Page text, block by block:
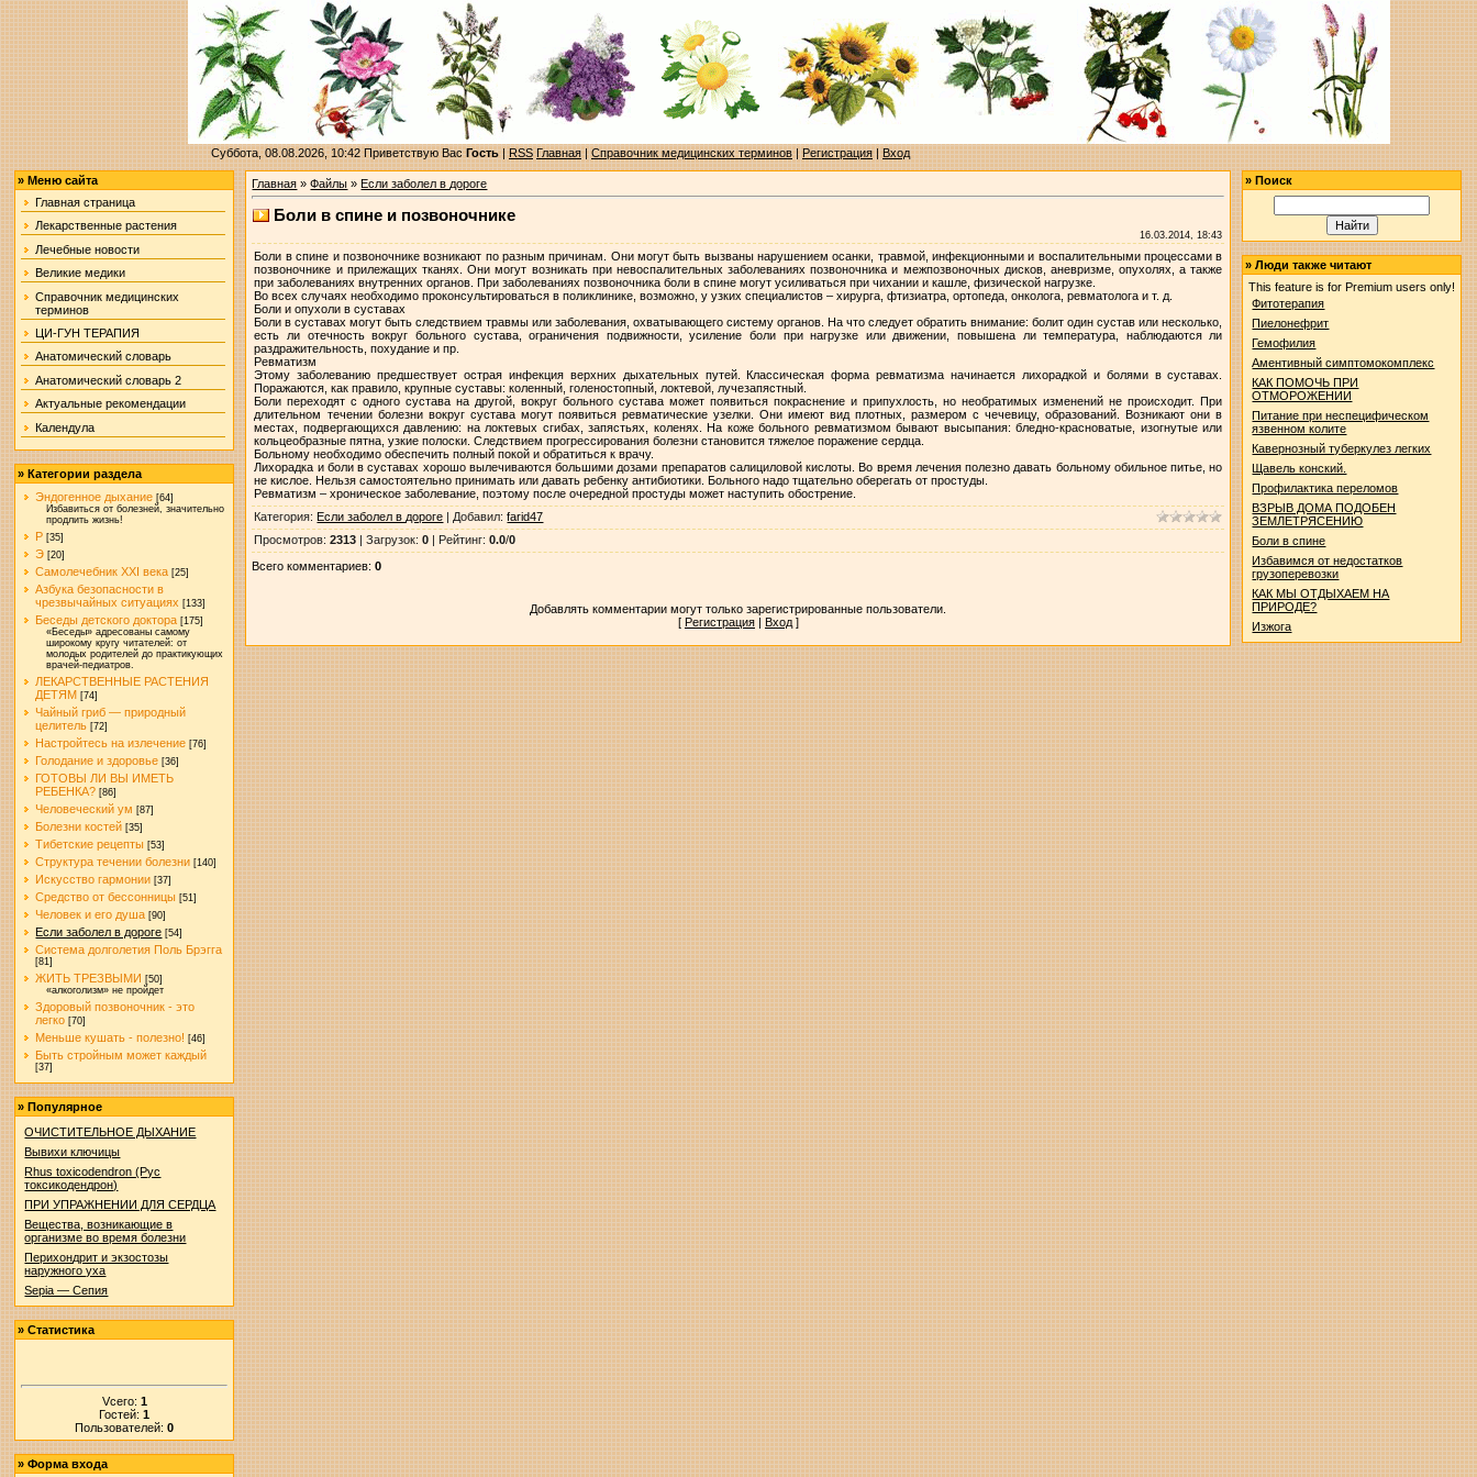
Суббота, 08.08.2026, 10:42Приветствую Вас Гость|RSS Главная|Справочник медицинских терминов|Регистрация|Вход
»Меню сайта
Главная страница
Лекарственные растения
Лечебные новости
Великие медики
Справочник медицинских
терминов
ЦИ-ГУН ТЕРАПИЯ
Анатомический словарь
Анатомический словарь 2
Актуальные рекомендации
Календула
»Категории раздела
Эндогенное дыхание [64]
Избавиться от болезней, значительно
продлить жизнь!
Р [35]
Э [20]
Самолечебник XXI века [25]
Азбука безопасности в
чрезвычайных ситуациях [133]
Беседы детского доктора [175]
«Беседы» адресованы самому
широкому кругу читателей: от
молодых родителей до практикующих
врачей-педиатров.
ЛЕКАРСТВЕННЫЕ РАСТЕНИЯ
ДЕТЯМ [74]
Чайный гриб — природный
целитель [72]
Настройтесь на излечение [76]
Голодание и здоровье [36]
ГОТОВЫ ЛИ ВЫ ИМЕТЬ
РЕБЕНКА? [86]
Человеческий ум [87]
Болезни костей [35]
Тибетские рецепты [53]
Структура течении болезни [140]
Искусство гармонии [37]
Средство от бессонницы [51]
Человек и его душа [90]
Если заболел в дороге [54]
Система долголетия Поль Брэгга
[81]
ЖИТЬ ТРЕЗВЫМИ [50]
«алкоголизм» не пройдет
Здоровый позвоночник - это
легко [70]
Меньше кушать - полезно! [46]
Быть стройным может каждый
[37]
»Популярное
ОЧИСТИТЕЛЬНОЕ ДЫХАНИЕ
Вывихи ключицы
Rhus toxicodendron (Рус
токсикодендрон)
ПРИ УПРАЖНЕНИИ ДЛЯ СЕРДЦА
Вещества, возникающие в
организме во время болезни
Перихондрит и экзостозы
наружного уха
Sepia — Сепия
»Статистика
Vсего: 1
Гостей:1
Пользователей:0
»Форма входа
Главная »Файлы »Если заболел в дороге
Боли в спине и позвоночнике
16.03.2014, 18:43
Боли в спине и позвоночнике возникают по разным причинам. Они могут быть вызваны нарушением осанки, травмой, инфекционными и воспалительными процессами в
позвоночнике и прилежащих тканях. Они могут возникать при невоспалительных заболеваниях позвоночника и межпозвоночных дисков, аневризме, опухолях, а также
при заболеваниях внутренних органов. При заболеваниях позвоночника боли в спине могут усиливаться при чихании и кашле, физической нагрузке.
Во всех случаях необходимо проконсультироваться в поликлинике, возможно, у узких специалистов – хирурга, фтизиатра, ортопеда, онколога, ревматолога и т. д.
Боли и опуxоли в суставах
Боли в суставах могут быть следствием травмы или заболевания, охватывающего систему органов. На что следует обратить внимание: болит один сустав или несколько,
есть ли отечность вокруг больного сустава, ограничения подвижности, усиление боли при нагрузке или движении, повышена ли температура, наблюдаются ли
раздражительность, похудание и пр.
Ревматизм
Этому заболеванию предшествует острая инфекция верхних дыхательных путей. Классическая форма ревматизма начинается лихорадкой и болями в суставах.
Поражаются, как правило, крупные суставы: коленный, голеностопный, локтевой, лучезапястный.
Боли переходят с одного сустава на другой, вокруг больного сустава может появиться покраснение и припухлость, но необратимых изменений не происходит. При
длительном течении болезни вокруг сустава могут появиться ревматические узелки. Они имеют вид плотных, размером с чечевицу, образований. Возникают они в
местах, подвергающихся давлению: на локтевых сгибах, запястьях, коленях. На коже больного ревматизмом бывают высыпания: бледно-красноватые, изогнутые или
кольцеобразные пятна, узкие полоски. Следствием прогрессирования болезни становится тяжелое поражение сердца.
Больному необходимо обеспечить полный покой и обратиться к врачу.
Лихорадка и боли в суставах хорошо вылечиваются большими дозами препаратов салициловой кислоты. Во время лечения полезно давать больному обильное питье, но
не кислое. Нельзя самостоятельно принимать или давать ребенку антибиотики. Больного надо тщательно оберегать от простуды.
Ревматизм – хроническое заболевание, поэтому после очередной простуды может наступить обострение.
Категория:Если заболел в дороге | Добавил:farid47
Просмотров:2313 |Загрузок:0 | Рейтинг:0.0/0
Всего комментариев:0
Добавлять комментарии могут только зарегистрированные пользователи.
[ Регистрация| Вход]
»Поиск
»Люди также читают
This feature is for Premium users only!
Фитотерапия
Пиелонефрит
Гемофилия
Аментивный симптомокомплекс
КАК ПОМОЧЬ ПРИ
ОТМОРОЖЕНИИ
Питание при неспецифическом
язвенном колите
Кавернозный туберкулез легких
Щавель конский.
Профилактика переломов
ВЗРЫВ ДОМА ПОДОБЕН
ЗЕМЛЕТРЯСЕНИЮ
Боли в спине
Избавимся от недостатков
грузоперевозки
КАК МЫ ОТДЫХАЕМ НА
ПРИРОДЕ?
Изжога